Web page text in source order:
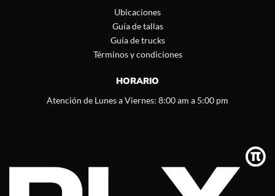
Ubicaciones
Guía de tallas
Guía de trucks
Términos y condiciones
HORARIO
Atención de Lunes a Viernes: 8:00 am a 5:00 pm